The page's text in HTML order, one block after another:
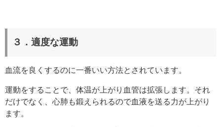
３．適度な運動
血流を良くするのに一番いい方法とされています。
運動をすることで、体温が上がり血管は拡張します。それ
だけでなく、心肺も鍛えられるので血液を送る力が上がり
ます。